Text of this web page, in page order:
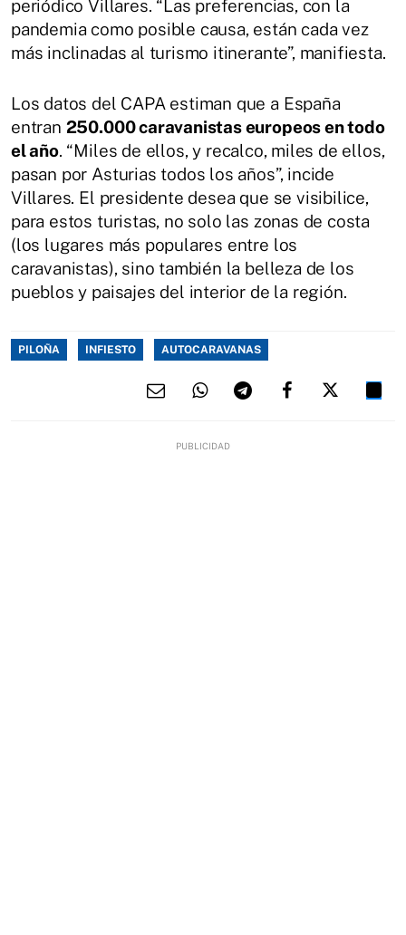
periódico Villares. “Las preferencias, con la
pandemia como posible causa, están cada vez
más inclinadas al turismo itinerante”, manifiesta.
Los datos del CAPA estiman que a España
entran 250.000 caravanistas europeos en todo
el año. “Miles de ellos, y recalco, miles de ellos,
pasan por Asturias todos los años”, incide
Villares. El presidente desea que se visibilice,
para estos turistas, no solo las zonas de costa
(los lugares más populares entre los
caravanistas), sino también la belleza de los
pueblos y paisajes del interior de la región.
PILOÑA INFIESTO AUTOCARAVANAS